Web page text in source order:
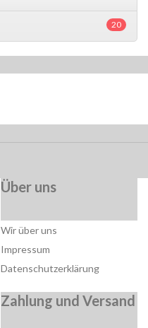
20
Über uns
Wir über uns
Impressum
Datenschutzerklärung
Zahlung und Versand